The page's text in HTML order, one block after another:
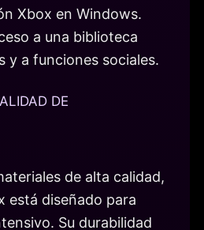
Xbox en Windows.
a una biblioteca
y a funciones sociales.
DE
de alta calidad,
está diseñado para
Su durabilidad